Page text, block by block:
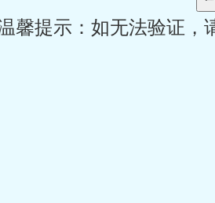
馨提示：如无法验证，